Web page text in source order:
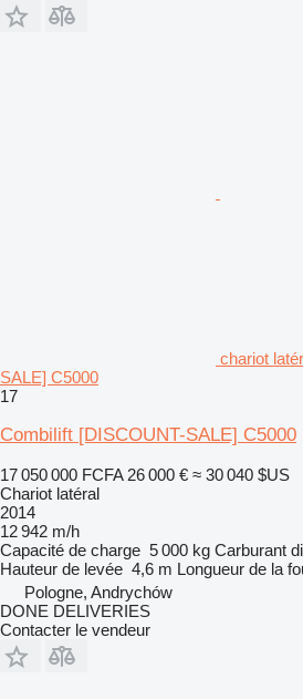
chariot
SALE] C5000
17
Combilift [DISCOUNT-SALE] C5000
17 050 000 FCFA 26 000 € ≈ 30 040 $US
Chariot latéral
2014
12 942 m/h
Capacité de charge 5 000 kg Carburant
Hauteur de levée 4,6 m Longueur de la
Pologne, Andrychów
DONE DELIVERIES
Contacter le vendeur